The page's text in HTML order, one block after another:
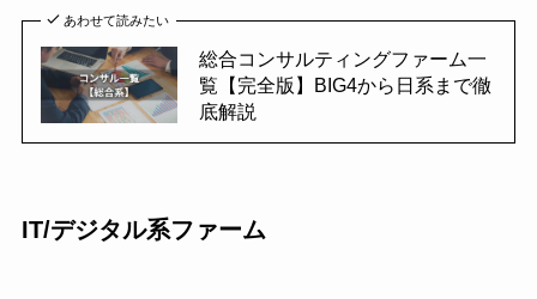
あわせて読みたい
総合コンサルティングファーム一
覧【完全版】BIG4から日系まで徹
底解説
IT/デジタル系ファーム